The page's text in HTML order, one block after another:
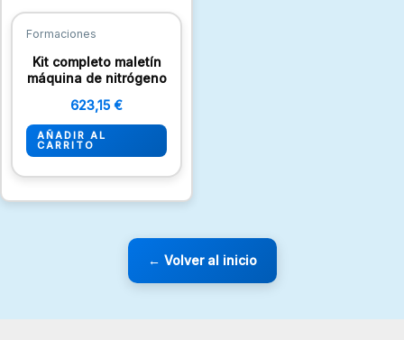
Formaciones
Kit completo maletín
máquina de nitrógeno
623,15 €
AÑADIR AL
CARRITO
← Volver al inicio